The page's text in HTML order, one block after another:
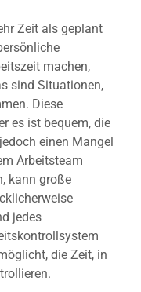
Zeit als geplant
machen,
sind Situationen,
Diese
es ist bequem, die
einen Mangel
Arbeitsteam
kann große
jedes
die Zeit, in